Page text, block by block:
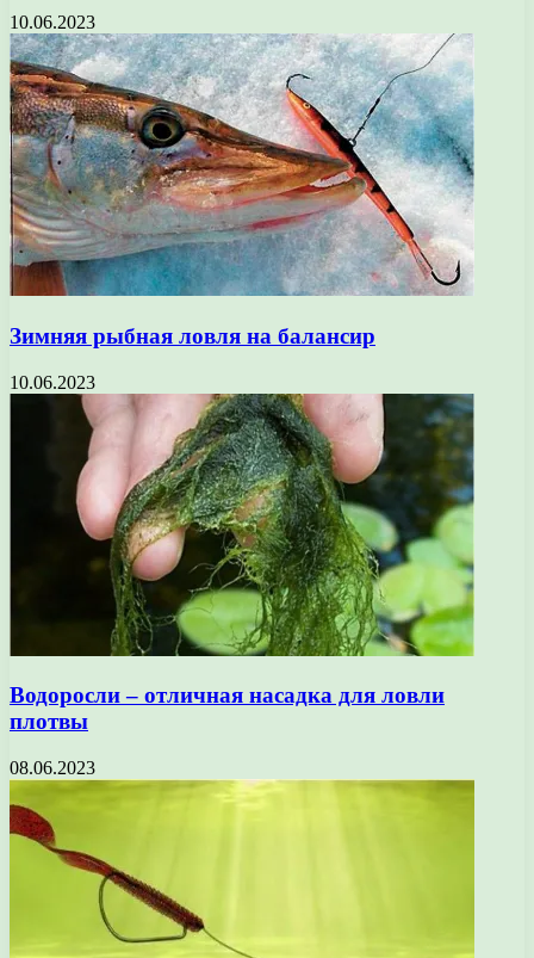
10.06.2023
Зимняя рыбная ловля на балансир
10.06.2023
Водоросли – отличная насадка для ловли
плотвы
08.06.2023